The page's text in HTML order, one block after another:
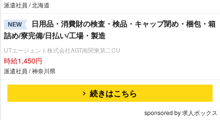
派遣社員 / 北海道
NEW
日用品・消費財の検査・検品・キャップ閉め・梱包・箱
詰め/寮完備/日払い/工場・製造
UTエージェント株式会社AGT南関東第二CU
時給1,450円
派遣社員 / 神奈川県
続きはこちら
sponsored by 求人ボックス